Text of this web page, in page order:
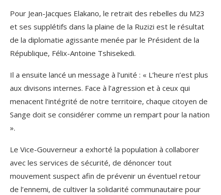
Pour Jean-Jacques Elakano, le retrait des rebelles du M23
et ses supplétifs dans la plaine de la Ruzizi est le résultat
de la diplomatie agissante menée par le Président de la
République, Félix-Antoine Tshisekedi.
Il a ensuite lancé un message à l’unité : « L’heure n’est plus
aux divisons internes. Face à l’agression et à ceux qui
menacent l’intégrité de notre territoire, chaque citoyen de
Sange doit se considérer comme un rempart pour la nation
».
Le Vice-Gouverneur a exhorté la population à collaborer
avec les services de sécurité, de dénoncer tout
mouvement suspect afin de prévenir un éventuel retour
de l’ennemi, de cultiver la solidarité communautaire pour